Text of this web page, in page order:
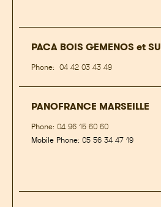
PACA BOIS GEMENOS et
Phone: 04 42 03 43 49
PANOFRANCE MARSEILLE
Phone: 04 96 15 60 60
Mobile Phone: 05 56 34 47 19